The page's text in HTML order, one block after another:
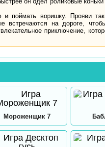
поймать воришку. Прояви
встречаются на дороге,
приключение,
Мороженщик 7